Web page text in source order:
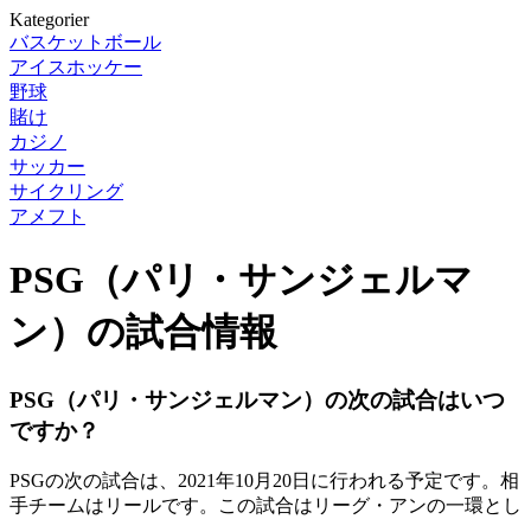
Kategorier
バスケットボール
アイスホッケー
野球
賭け
カジノ
サッカー
サイクリング
アメフト
PSG（パリ・サンジェルマ
ン）の試合情報
PSG（パリ・サンジェルマン）の次の試合はいつ
ですか？
PSGの次の試合は、2021年10月20日に行われる予定です。相
手チームはリールです。この試合はリーグ・アンの一環とし